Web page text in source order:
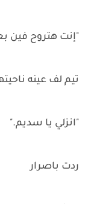
"إنت هتروح فين
تيم لف عينه
"انزلي يا سديم."
ردت باصرار